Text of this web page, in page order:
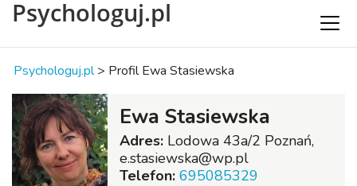
Psychologuj.pl
Psychologuj.pl > Profil Ewa Stasiewska
Ewa Stasiewska
Adres: Lodowa 43a/2 Poznań,
e.stasiewska@wp.pl
Telefon: 695085329